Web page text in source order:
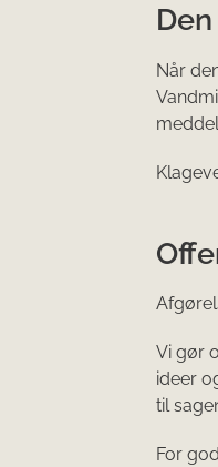
Når
Vi gør
ideer
til
For